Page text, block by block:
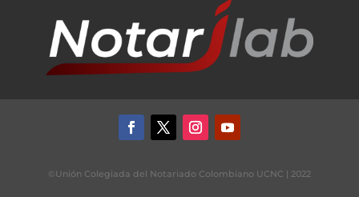
©Unión Colegiada del Notariado Colombiano UCNC | 2022